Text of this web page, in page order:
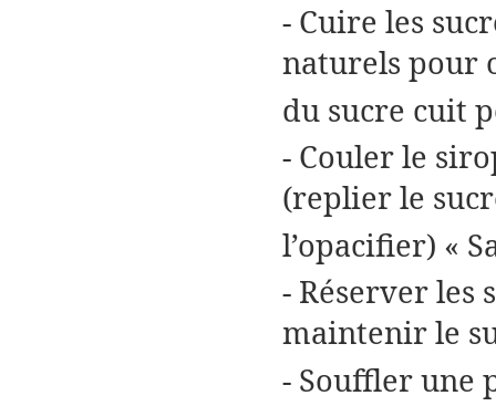
- Cuire les
naturels pour
du sucre cuit
- Couler le
(replier le
l’opacifier) «
- Réserver les
maintenir le
- Souffler une